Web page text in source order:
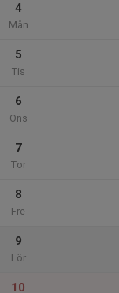
4
Mån
5
Tis
6
Ons
7
Tor
8
Fre
9
Lör
10